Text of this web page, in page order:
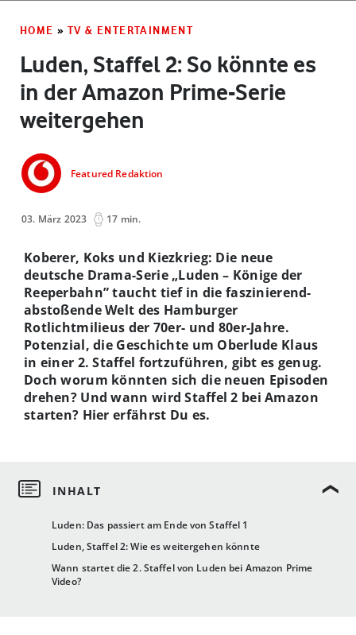
HOME » TV & ENTERTAINMENT
Luden, Staffel 2: So könnte es
in der Amazon Prime-Serie
weitergehen
Featured Redaktion
03. März 2023 17 min.
Luden: Das passiert am Ende von Staffel 1
Luden, Staffel 2: Wie es weitergehen könnte
Wann startet die 2. Staffel von Luden bei Amazon Prime
Video?
Koberer, Koks und Kiezkrieg: Die neue
deutsche Drama-Serie „Luden – Könige der
Reeperbahn” taucht tief in die faszinierend-
abstoßende Welt des Hamburger
Rotlichtmilieus der 70er- und 80er-Jahre.
Potenzial, die Geschichte um Oberlude Klaus
in einer 2. Staffel fortzuführen, gibt es genug.
Doch worum könnten sich die neuen Episoden
drehen? Und wann wird Staffel 2 bei Amazon
starten? Hier erfährst Du es.